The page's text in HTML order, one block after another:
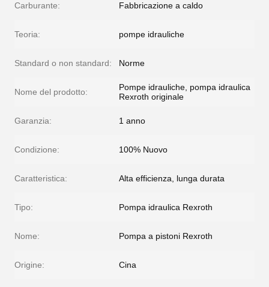
Carburante: Fabbricazione a caldo
Teoria: pompe idrauliche
Standard o non standard: Norme
Nome del prodotto:
Pompe idrauliche, pompa idraulica
Rexroth originale
Garanzia: 1 anno
Condizione: 100% Nuovo
Caratteristica: Alta efficienza, lunga durata
Tipo: Pompa idraulica Rexroth
Nome: Pompa a pistoni Rexroth
Origine: Cina